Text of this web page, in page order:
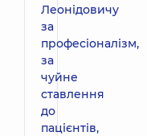
Леонідовичу
за
професіоналізм,
за
чуйне
ставлення
до
пацієнтів,